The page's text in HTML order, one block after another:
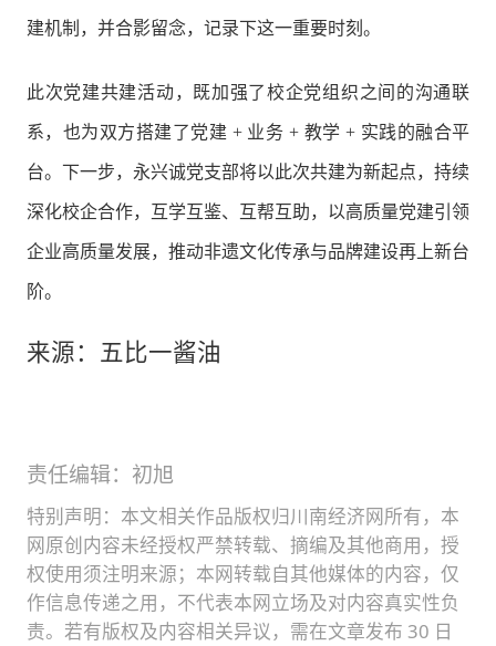
建机制，并合影留念，记录下这一重要时刻。
此次党建共建活动，既加强了校企党组织之间的沟通联
系，也为双方搭建了党建 + 业务 + 教学 + 实践的融合平
台。下一步，永兴诚党支部将以此次共建为新起点，持续
深化校企合作，互学互鉴、互帮互助，以高质量党建引领
企业高质量发展，推动非遗文化传承与品牌建设再上新台
阶。
来源：五比一酱油
责任编辑：初旭
特别声明：本文相关作品版权归川南经济网所有，本
网原创内容未经授权严禁转载、摘编及其他商用，授
权使用须注明来源；本网转载自其他媒体的内容，仅
作信息传递之用，不代表本网立场及对内容真实性负
责。若有版权及内容相关异议，需在文章发布 30 日